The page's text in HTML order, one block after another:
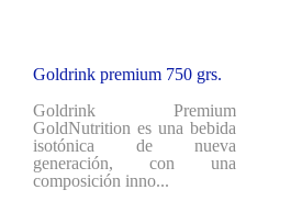
Goldrink premium 750 grs.
Goldrink Premium
GoldNutrition es una bebida
isotónica de nueva
generación, con una
composición inno...